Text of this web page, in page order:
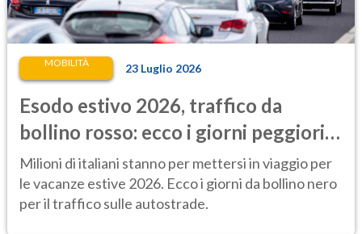
MOBILITÀ 23 Luglio 2026
Esodo estivo 2026, traffico da
bollino rosso: ecco i giorni peggiori
per mettersi in viaggio
Milioni di italiani stanno per mettersi in viaggio per
le vacanze estive 2026. Ecco i giorni da bollino nero
per il traffico sulle autostrade.